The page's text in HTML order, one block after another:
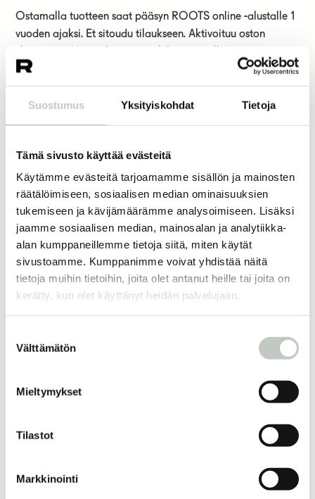
Suostumus Yksityiskohdat Tietoja
Tämä sivusto käyttää evästeitä
Käytämme evästeitä tarjoamamme sisällön ja mainosten
räätälöimiseen, sosiaalisen median ominaisuuksien
tukemiseen ja kävijämäärämme analysoimiseen. Lisäksi
jaamme sosiaalisen median, mainosalan ja analytiikka-
alan kumppaneillemme tietoja siitä, miten käytät
sivustoamme. Kumppanimme voivat yhdistää näitä
tietoja muihin tietoihin, joita olet antanut heille tai joita on
kerätty, kun olet käyttänyt heidän palvelujaan.
valinta
Välttämätön
Mieltymykset
Tilastot
Markkinointi
Ostamalla tuotteen saat pääsyn ROOTS online -alustalle 1
vuoden ajaksi. Et sitoudu tilaukseen. Aktivoituu oston
198,00€
Lisää ostoskoriin
Lisää samankaltaisia
ROOTS online kuukausijäsenyys